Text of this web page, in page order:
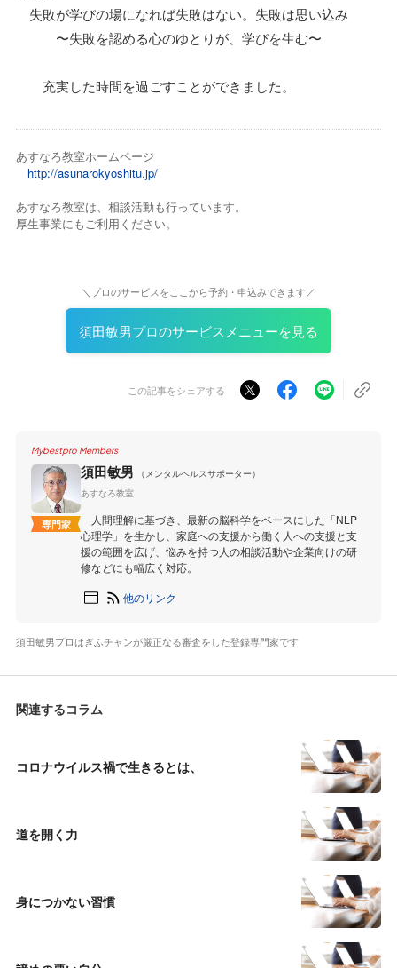
失敗が学びの場になれば失敗はない。失敗は思い込み
〜失敗を認める心のゆとりが、学びを生む〜
充実した時間を過ごすことができました。
あすなろ教室ホームページ
http://asunarokyoshitu.jp/
あすなろ教室は、相談活動も行っています。
厚生事業にもご利用ください。
＼プロのサービスをここから予約・申込みできます／
須田敏男プロのサービスメニューを見る
この記事をシェアする
Mybestpro Members
専門家
須田敏男
（メンタルヘルスサポーター）
あすなろ教室
人間理解に基づき、最新の脳科学をベースにした「NLP
心理学」を生かし、家庭への支援から働く人への支援と支
援の範囲を広げ、悩みを持つ人の相談活動や企業向けの研
修などにも幅広く対応。
他のリンク
須田敏男プロはぎふチャンが厳正なる審査をした登録専門家です
関連するコラム
コロナウイルス禍で生きるとは、
道を開く力
身につかない習慣